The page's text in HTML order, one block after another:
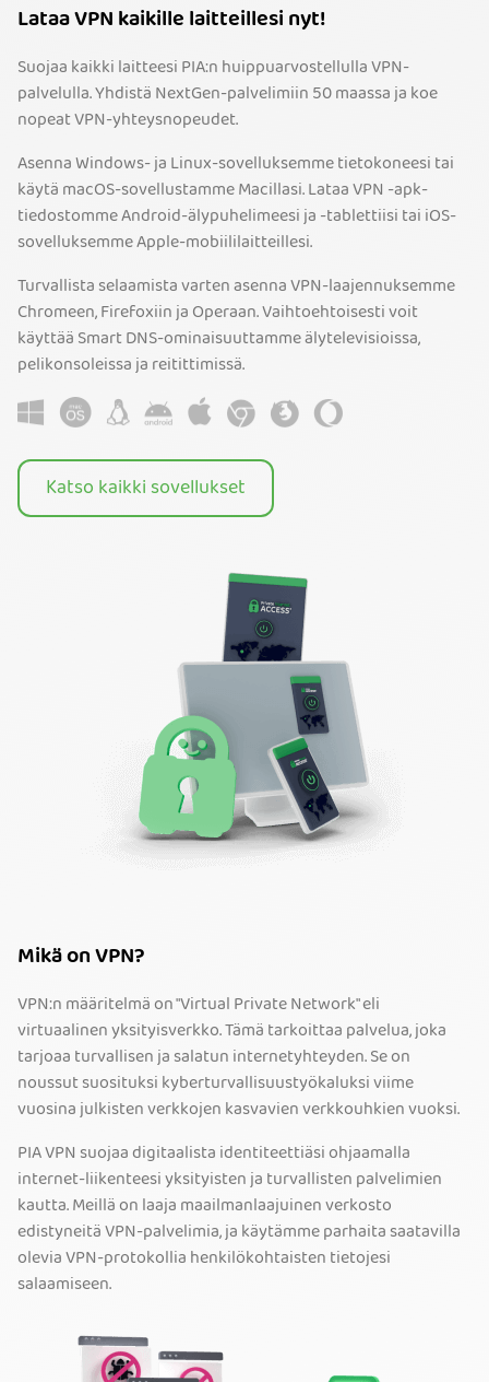
Lataa VPN kaikille laitteillesi nyt!
Suojaa kaikki laitteesi PIA:n huippuarvostellulla VPN-
palvelulla. Yhdistä NextGen-palvelimiin 50 maassa ja koe
nopeat VPN-yhteysnopeudet.
Asenna Windows- ja Linux-sovelluksemme tietokoneesi tai
käytä macOS-sovellustamme Macillasi. Lataa VPN -apk-
tiedostomme Android-älypuhelimeesi ja -tablettiisi tai iOS-
sovelluksemme Apple-mobiililaitteillesi.
Turvallista selaamista varten asenna VPN-laajennuksemme
Chromeen, Firefoxiin ja Operaan. Vaihtoehtoisesti voit
käyttää Smart DNS-ominaisuuttamme älytelevisioissa,
pelikonsoleissa ja reitittimissä.
Katso kaikki sovellukset
Mikä on VPN?
VPN:n määritelmä on "Virtual Private Network" eli
virtuaalinen yksityisverkko. Tämä tarkoittaa palvelua, joka
tarjoaa turvallisen ja salatun internetyhteyden. Se on
noussut suosituksi kyberturvallisuustyökaluksi viime
vuosina julkisten verkkojen kasvavien verkkouhkien vuoksi.
PIA VPN suojaa digitaalista identiteettiäsi ohjaamalla
internet-liikenteesi yksityisten ja turvallisten palvelimien
kautta. Meillä on laaja maailmanlaajuinen verkosto
edistyneitä VPN-palvelimia, ja käytämme parhaita saatavilla
olevia VPN-protokollia henkilökohtaisten tietojesi
salaamiseen.